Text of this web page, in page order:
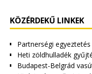
KÖZÉRDEKŰ LINKEK
Partnerségi egyeztetés
Heti zöldhulladék
Budapest-Belgrád